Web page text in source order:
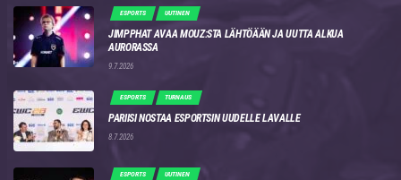
ESPORTS UUTINEN
JIMPPHAT AVAA MOUZ:STA LÄHTÖÄÄN JA UUTTA ALKUA
AURORASSA
9.7.2026
ESPORTS TURNAUS
PARIISI NOSTAA ESPORTSIN UUDELLE LAVALLE
8.7.2026
ESPORTS UUTINEN